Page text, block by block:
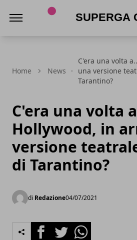
Home News
C'era una volta
una versione
Tarantino?
C'era una volta
Hollywood, in
versione
di Tarantino?
di Redazione04/07/2021
FacebookTwitterWhatsapp